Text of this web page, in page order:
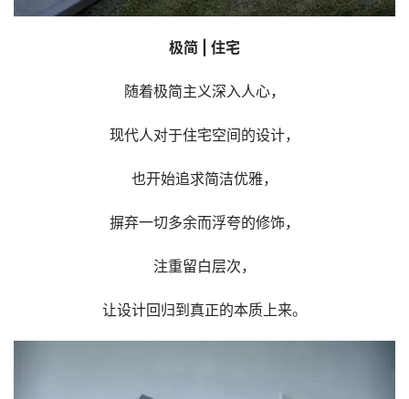
极简 | 住宅
随着极简主义深入人心，
现代人对于住宅空间的设计，
也开始追求简洁优雅，
摒弃一切多余而浮夸的修饰，
注重留白层次，
让设计回归到真正的本质上来。